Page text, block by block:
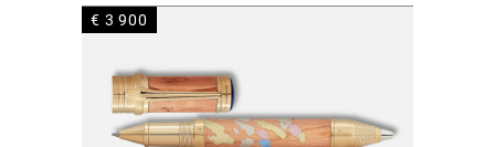
€ 3 900